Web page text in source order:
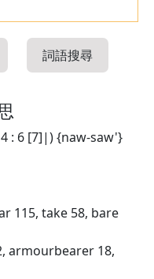
詞語搜尋
: 6 [7]|) {naw-saw'}
115, take 58, bare
armourbearer 18,